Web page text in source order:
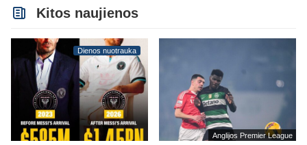
Kitos naujienos
Dienos nuotrauka
Anglijos Premier League